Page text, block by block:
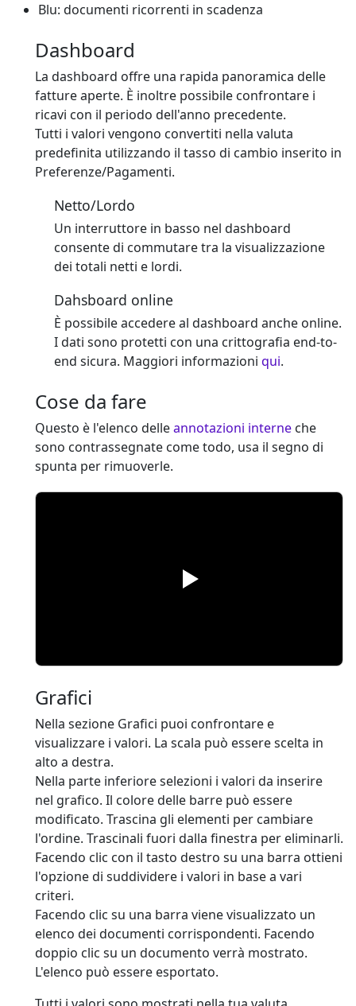
Blu: documenti ricorrenti in scadenza
Dashboard
La dashboard offre una rapida panoramica delle
fatture aperte. È inoltre possibile confrontare i
ricavi con il periodo dell'anno precedente.
Tutti i valori vengono convertiti nella valuta
predefinita utilizzando il tasso di cambio inserito in
Preferenze/Pagamenti.
Netto/Lordo
Un interruttore in basso nel dashboard
consente di commutare tra la visualizzazione
dei totali netti e lordi.
Dahsboard online
È possibile accedere al dashboard anche online.
I dati sono protetti con una crittografia end-to-
end sicura. Maggiori informazioni qui.
Cose da fare
Questo è l'elenco delleannotazioni interne che
sono contrassegnate come todo, usa il segno di
spunta per rimuoverle.
Grafici
Nella sezione Grafici puoi confrontare e
visualizzare i valori. La scala può essere scelta in
alto a destra.
Nella parte inferiore selezioni i valori da inserire
nel grafico. Il colore delle barre può essere
modificato. Trascina gli elementi per cambiare
l'ordine. Trascinali fuori dalla finestra per eliminarli.
Facendo clic con il tasto destro su una barra ottieni
l'opzione di suddividere i valori in base a vari
criteri.
Facendo clic su una barra viene visualizzato un
elenco dei documenti corrispondenti. Facendo
doppio clic su un documento verrà mostrato.
L'elenco può essere esportato.